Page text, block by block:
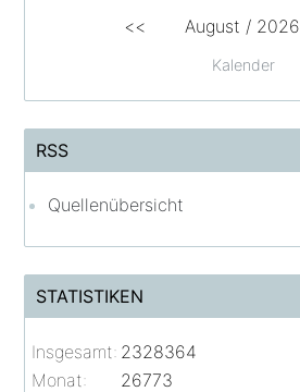
Kalender
<< August / 2026
RSS
Quellenübersicht
STATISTIKEN
Insgesamt: 2328364
Monat:
26773